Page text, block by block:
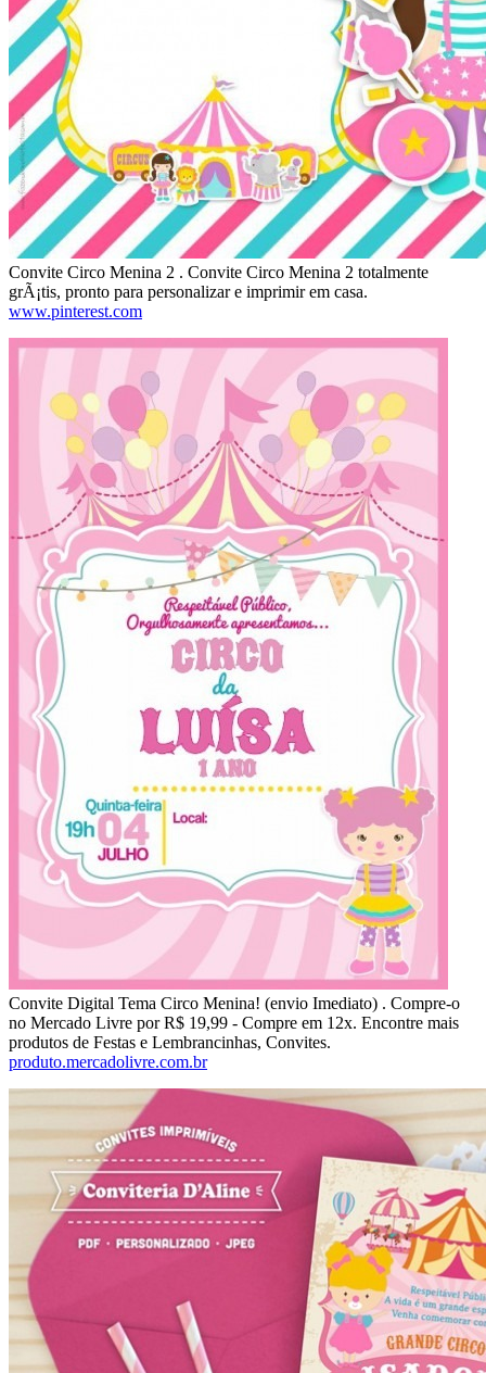
Convite Circo Menina 2 . Convite Circo Menina 2 totalmente
grÃ¡tis, pronto para personalizar e imprimir em casa.
www.pinterest.com
Convite Digital Tema Circo Menina! (envio Imediato) . Compre-o
no Mercado Livre por R$ 19,99 - Compre em 12x. Encontre mais
produtos de Festas e Lembrancinhas, Convites.
produto.mercadolivre.com.br